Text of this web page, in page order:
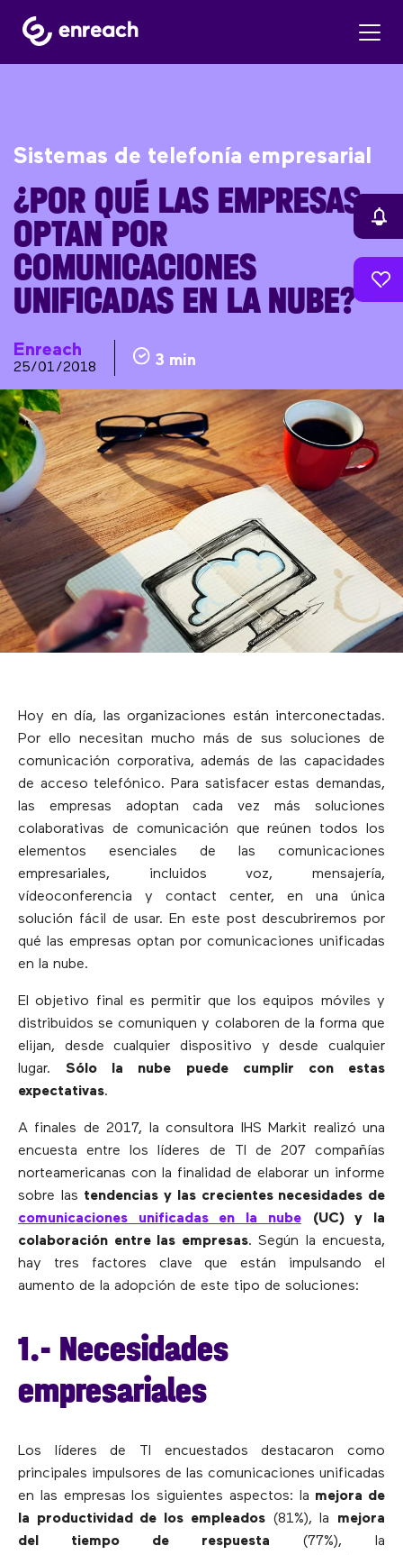
Sistemas de telefonía empresarial
¿POR QUÉ LAS EMPRESAS
OPTAN POR
COMUNICACIONES
UNIFICADAS EN LA NUBE?
Enreach
25/01/2018 3 min
Hoy en día, las organizaciones están interconectadas.
Por ello necesitan mucho más de sus soluciones de
comunicación corporativa, además de las capacidades
de acceso telefónico. Para satisfacer estas demandas,
las empresas adoptan cada vez más soluciones
colaborativas de comunicación que reúnen todos los
elementos esenciales de las comunicaciones
empresariales, incluidos voz, mensajería,
vídeoconferencia y contact center, en una única
solución fácil de usar. En este post descubriremos por
qué las empresas optan por comunicaciones unificadas
en la nube.
El objetivo final es permitir que los equipos móviles y
distribuidos se comuniquen y colaboren de la forma que
elijan, desde cualquier dispositivo y desde cualquier
lugar. Sólo la nube puede cumplir con estas
expectativas.
A finales de 2017, la consultora IHS Markit realizó una
encuesta entre los líderes de TI de 207 compañías
norteamericanas con la finalidad de elaborar un informe
sobre las tendencias y las crecientes necesidades de
comunicaciones unificadas en la nube
(UC) y la
colaboración entre las empresas. Según la encuesta,
hay tres factores clave que están impulsando el
aumento de la adopción de este tipo de soluciones:
1.- Necesidades
empresariales
Los líderes de TI encuestados destacaron como
principales impulsores de las comunicaciones unificadas
en las empresas los siguientes aspectos: la mejora de
la productividad de los empleados(81%), la mejora
del tiempo de respuesta (77%), la